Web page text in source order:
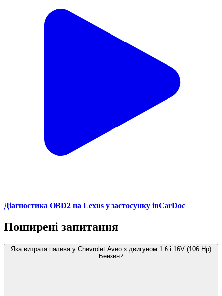
Діагностика OBD2 на Lexus у застосунку inCarDoc
Поширені запитання
Яка витрата палива у Chevrolet Aveo з двигуном 1.6 i 16V (106 Hp)
Бензин?